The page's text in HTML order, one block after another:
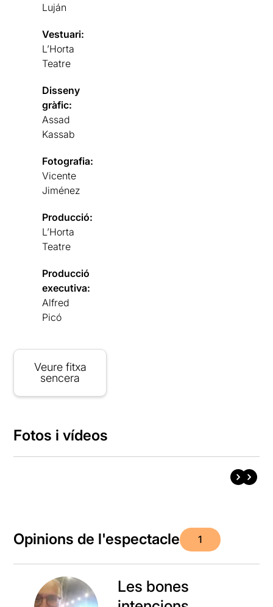
Luján
Vestuari:
L’Horta
Teatre
Disseny
gràfic:
Assad
Kassab
Fotografia:
Vicente
Jiménez
Producció:
L’Horta
Teatre
Producció
executiva:
Alfred
Picó
Veure fitxa
sencera
Fotos i vídeos
Opinions de l'espectacle 1
Les bones